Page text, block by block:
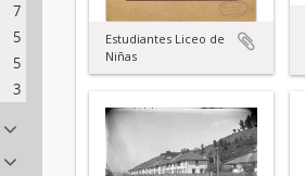
7
5
5
3
Estudiantes Liceo de
Niñas